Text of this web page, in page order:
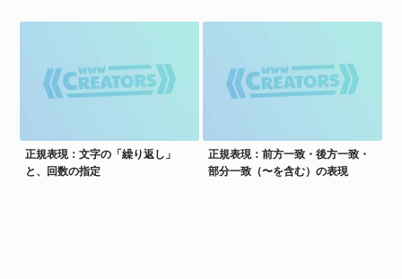
正規表現：文字の「繰り返し」
と、回数の指定
正規表現：前方一致・後方一致・
部分一致（〜を含む）の表現